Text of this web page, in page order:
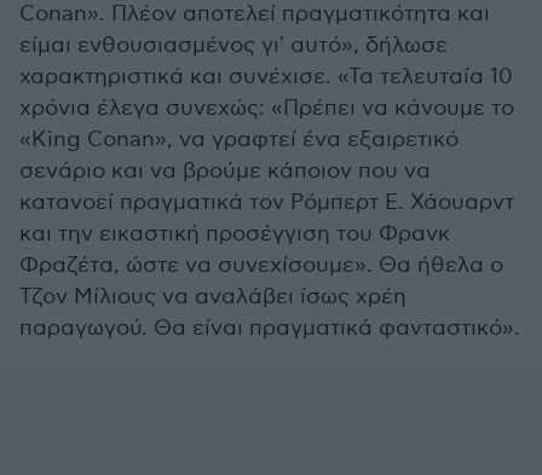
Conan». Πλέον αποτελεί πραγματικότητα και
είμαι ενθουσιασμένος γι' αυτό», δήλωσε
χαρακτηριστικά και συνέχισε. «Τα τελευταία 10
χρόνια έλεγα συνεχώς: «Πρέπει να κάνουμε το
«King Conan», να γραφτεί ένα εξαιρετικό
σενάριο και να βρούμε κάποιον που να
κατανοεί πραγματικά τον Ρόμπερτ Ε. Χάουαρντ
και την εικαστική προσέγγιση του Φρανκ
Φραζέτα, ώστε να συνεχίσουμε». Θα ήθελα ο
Τζον Μίλιους να αναλάβει ίσως χρέη
παραγωγού. Θα είναι πραγματικά φανταστικό».